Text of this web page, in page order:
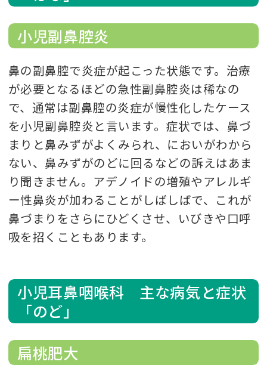
小児副鼻腔炎
鼻の副鼻腔で炎症が起こった状態です。治療
が必要となるほどの急性副鼻腔炎は稀なの
で、通常は副鼻腔の炎症が慢性化したケース
を小児副鼻腔炎と言います。症状では、鼻づ
まりと鼻みずがよくみられ、においがわから
ない、鼻みずがのどに回るなどの訴えはあま
り聞きません。アデノイドの増殖やアレルギ
ー性鼻炎が加わることがしばしばで、これが
鼻づまりをさらにひどくさせ、いびきや口呼
吸を招くこともあります。
小児耳鼻咽喉科 主な病気と症状
「のど」
扁桃肥大